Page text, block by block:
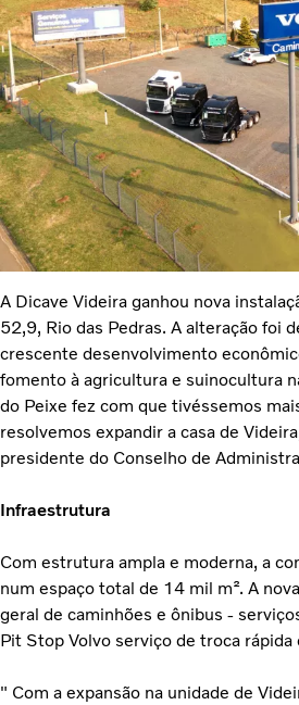
A Dicave Videira ganhou nova
52,9, Rio das Pedras. A alteração foi
crescente desenvolvimento
fomento à agricultura e suinocultura
do Peixe fez com que tivéssemos
resolvemos expandir a casa de
presidente do Conselho de
Infraestrutura
Com estrutura ampla e moderna, a
num espaço total de 14 mil m². A
geral de caminhões e ônibus -
Pit Stop Volvo serviço de troca
" Com a expansão na unidade de